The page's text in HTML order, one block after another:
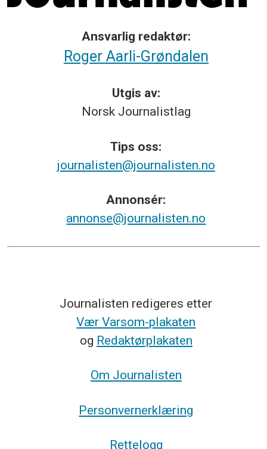
Ansvarlig redaktør:
Roger Aarli-Grøndalen
Utgis av:
Norsk Journalistlag
Tips oss:
journalisten@journalisten.no
Annonsér:
annonse@journalisten.no
Journalisten redigeres etter
Vær Varsom-plakaten
og Redaktørplakaten
Om Journalisten
Personvernerklæring
Rettelogg